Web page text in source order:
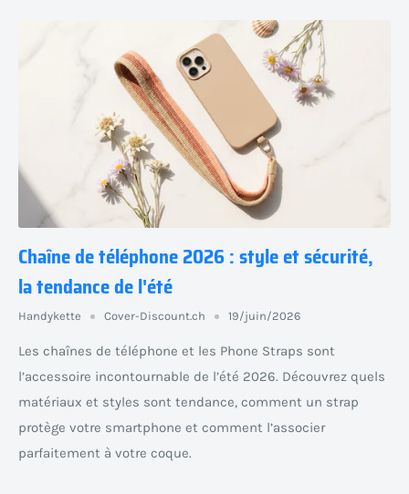
Chaîne de téléphone 2026 : style et sécurité,
la tendance de l'été
Handykette Cover-Discount.ch 19/juin/2026
Les chaînes de téléphone et les Phone Straps sont
l’accessoire incontournable de l’été 2026. Découvrez quels
matériaux et styles sont tendance, comment un strap
protège votre smartphone et comment l’associer
parfaitement à votre coque.